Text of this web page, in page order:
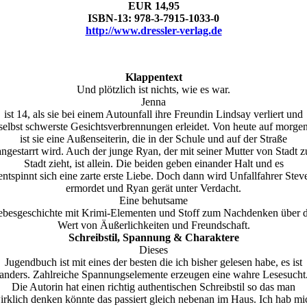
EUR 14,95
ISBN-13: 978-3-7915-1033-0
http://www.dressler-verlag.de
Klappentext
Und plötzlich ist nichts, wie es war.
Jenna
ist 14, als sie bei einem Autounfall ihre Freundin Lindsay verliert und
schwerste Gesichtsverbrennungen erleidet. Von heute auf
ist sie eine Außenseiterin, die in der Schule und auf der Straße
wird. Auch der junge Ryan, der mit seiner Mutter von Stadt
Stadt zieht, ist allein. Die beiden geben einander Halt und es
sich eine zarte erste Liebe. Doch dann wird Unfallfahrer
ermordet und Ryan gerät unter Verdacht.
Eine behutsame
mit Krimi-Elementen und Stoff zum Nachdenken über
Wert von Äußerlichkeiten und Freundschaft.
Schreibstil, Spannung & Charaktere
Dieses
Jugendbuch ist mit eines der besten die ich bisher gelesen habe, es ist
Zahlreiche Spannungselemente erzeugen eine wahre Lesesucht.
Die Autorin hat einen richtig authentischen Schreibstil so das man
denken könnte das passiert gleich nebenan im Haus. Ich hab